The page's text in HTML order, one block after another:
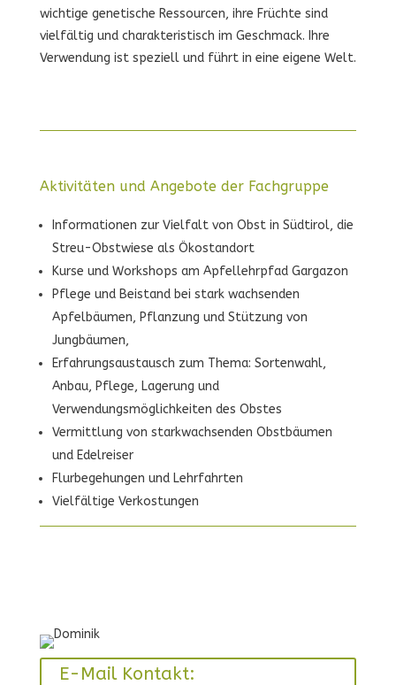
wichtige genetische Ressourcen, ihre Früchte sind
vielfältig und charakteristisch im Geschmack. Ihre
Verwendung ist speziell und führt in eine eigene Welt.
Aktivitäten und Angebote der Fachgruppe
Informationen zur Vielfalt von Obst in Südtirol, die
Streu-Obstwiese als Ökostandort
Kurse und Workshops am Apfellehrpfad Gargazon
Pflege und Beistand bei stark wachsenden
Apfelbäumen, Pflanzung und Stützung von
Jungbäumen,
Erfahrungsaustausch zum Thema: Sortenwahl,
Anbau, Pflege, Lagerung und
Verwendungsmöglichkeiten des Obstes
Vermittlung von starkwachsenden Obstbäumen
und Edelreiser
Flurbegehungen und Lehrfahrten
Vielfältige Verkostungen
E-Mail Kontakt: